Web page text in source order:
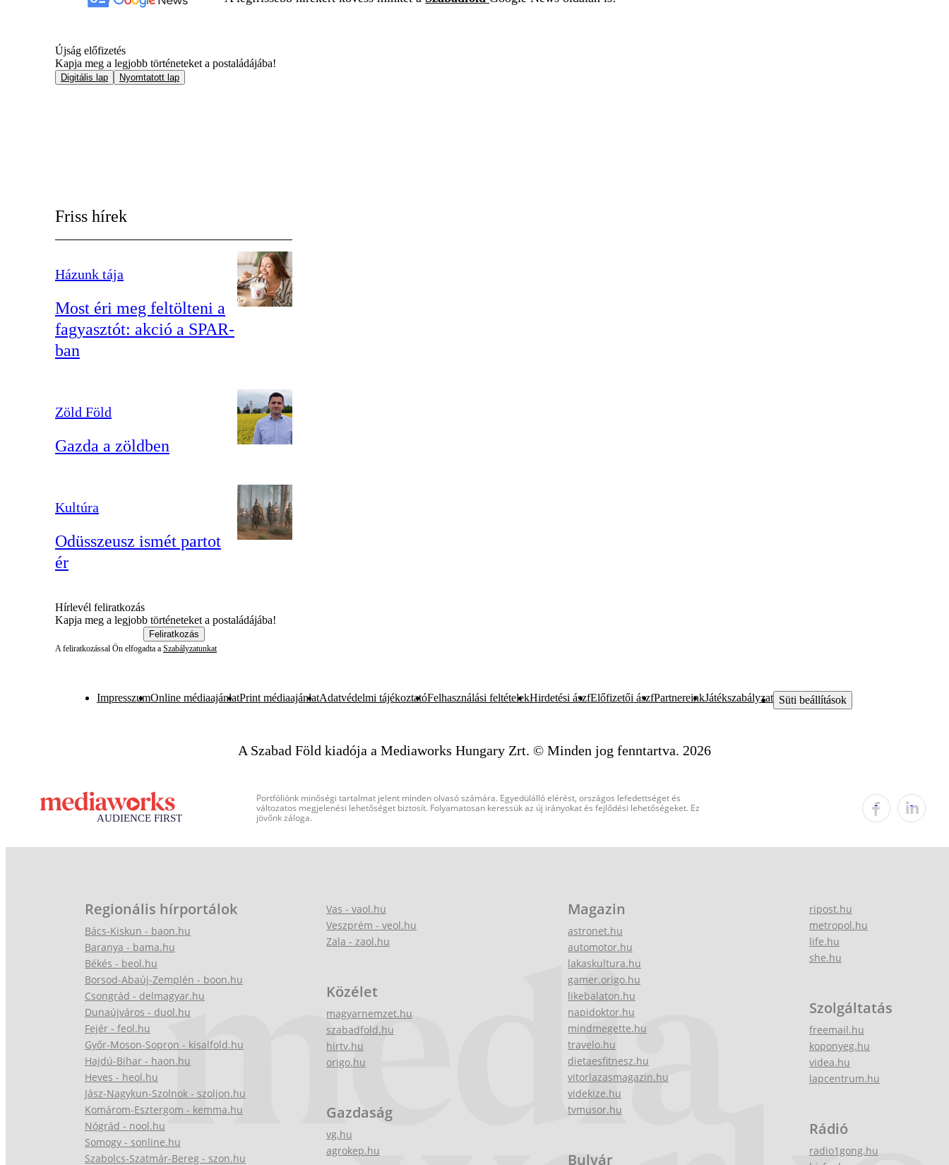
Újság előfizetés
Kapja meg a legjobb történeteket a postaládájába!
Digitális lap Nyomtatott lap
Friss hírek
Házunk tája
Most éri meg feltölteni a
fagyasztót: akció a SPAR-
ban
Zöld Föld
Gazda a zöldben
Kultúra
Odüsszeusz ismét partot
ér
Hírlevél feliratkozás
Kapja meg a legjobb történeteket a postaládájába!
Feliratkozás
A feliratkozással Ön elfogadta a Szabályzatunkat
ImpresszumOnline médiaajánlatPrint médiaajánlatAdatvédelmi tájékoztatóFelhasználási feltételekHirdetési ászfElőfizetői ászfPartnereinkJátékszabályzat Süti beállítások
A Szabad Föld kiadója a Mediaworks Hungary Zrt. © Minden jog fenntartva. 2026
Portfóliónk minőségi tartalmat jelent minden olvasó számára. Egyedülálló elérést, országos lefedettséget és
változatos megjelenési lehetőséget biztosít. Folyamatosan keressük az új irányokat és fejlődési lehetőségeket. Ez
jövőnk záloga.
Regionális hírportálok
Bács-Kiskun - baon.hu
Baranya - bama.hu
Békés - beol.hu
Borsod-Abaúj-Zemplén - boon.hu
Csongrád - delmagyar.hu
Dunaújváros - duol.hu
Fejér - feol.hu
Győr-Moson-Sopron - kisalfold.hu
Hajdú-Bihar - haon.hu
Heves - heol.hu
Jász-Nagykun-Szolnok - szoljon.hu
Komárom-Esztergom - kemma.hu
Nógrád - nool.hu
Somogy - sonline.hu
Szabolcs-Szatmár-Bereg - szon.hu
Vas - vaol.hu
Veszprém - veol.hu
Zala - zaol.hu
Közélet
magyarnemzet.hu
szabadfold.hu
hirtv.hu
origo.hu
Gazdaság
vg.hu
agrokep.hu
Magazin
astronet.hu
automotor.hu
lakaskultura.hu
gamer.origo.hu
likebalaton.hu
napidoktor.hu
mindmegette.hu
travelo.hu
dietaesfitnesz.hu
vitorlazasmagazin.hu
videkize.hu
tvmusor.hu
Bulvár
ripost.hu
metropol.hu
life.hu
she.hu
Szolgáltatás
freemail.hu
koponyeg.hu
videa.hu
lapcentrum.hu
Rádió
radio1gong.hu